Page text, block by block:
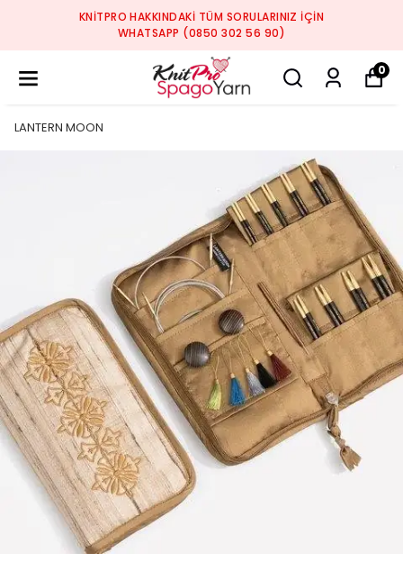
KNITPRO HAKKINDAKI TÜM SORULARINIZ IÇIN
WHATSAPP (0850 302 56 90)
0
LANTERN MOON